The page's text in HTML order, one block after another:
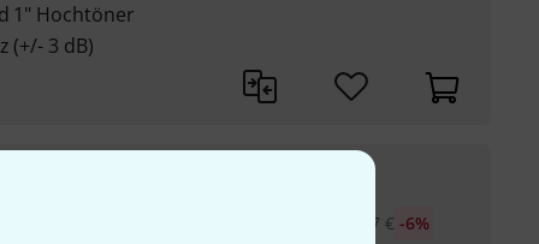
1" Hochtöner
(+/- 3 dB)
277 € -6%